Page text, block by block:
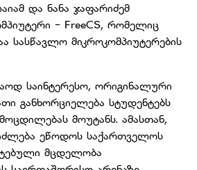
და ნანა ჯაფარიძემ
- FreeCS, რომელიც
სასწავლო მიკროკომპიუტერების
საინტერესო, ორიგინალური
განხორციელება სტუდენტებს
მოუტანს. ამასთან,
ეწოდოს საქართველოს
მცდელობა